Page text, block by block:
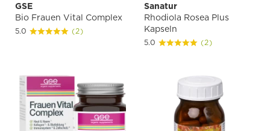
GSE
Bio Frauen Vital Complex
5.0 (2)
Sanatur
Rhodiola Rosea Plus
Kapseln
5.0 (2)